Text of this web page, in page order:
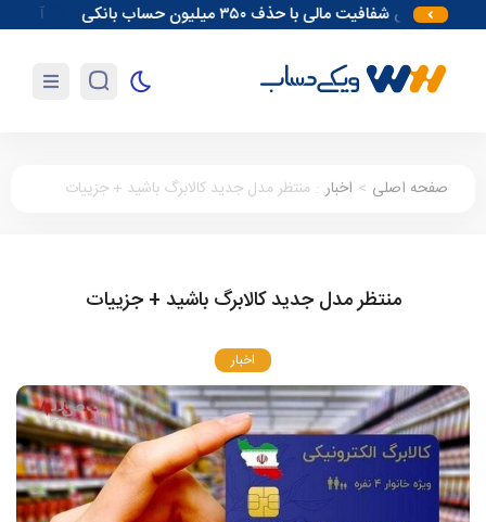
افزایش شفافیت مالی با حذف ۳۵۰ میلیون حساب بانکی آغاز مقدمات
صفحه اصلی > اخبار : منتظر مدل جدید کالابرگ باشید + جزییات
منتظر مدل جدید کالابرگ باشید + جزییات
اخبار